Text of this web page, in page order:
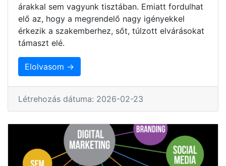
árakkal sem vagyunk tisztában. Emiatt fordulhat
elő az, hogy a megrendelő nagy igényekkel
érkezik a szakemberhez, sőt, túlzott elvárásokat
támaszt elé.
Elolvasom →
Létrehozás dátuma: 2026-02-23